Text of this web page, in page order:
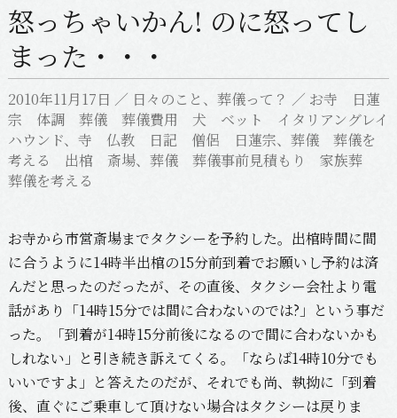
怒っちゃいかん! のに怒ってし
まった・・・
2010年11月17日 ／ 日々のこと 、 葬儀って？ ／ お寺 日蓮
宗 体調 葬儀 葬儀費用 犬 ベット イタリアングレイ
ハウンド、 寺 仏教 日記 僧侶 日蓮宗、 葬儀 葬儀を
考える 出棺 斎場、 葬儀 葬儀事前見積もり 家族葬
葬儀を考える
お寺から市営斎場までタクシーを予約した。出棺時間に間
に合うように14時半出棺の15分前到着でお願いし予約は済
んだと思ったのだったが、その直後、タクシー会社より電
話があり「14時15分では間に合わないのでは?」という事だ
った。「到着が14時15分前後になるので間に合わないかも
しれない」と引き続き訴えてくる。「ならば14時10分でも
いいですよ」と答えたのだが、それでも尚、執拗に「到着
後、直ぐにご乗車して頂けない場合はタクシーは戻りま